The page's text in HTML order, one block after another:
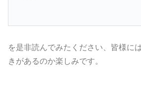
を是非読んでみたください、皆様に
きがあるのか楽しみです。